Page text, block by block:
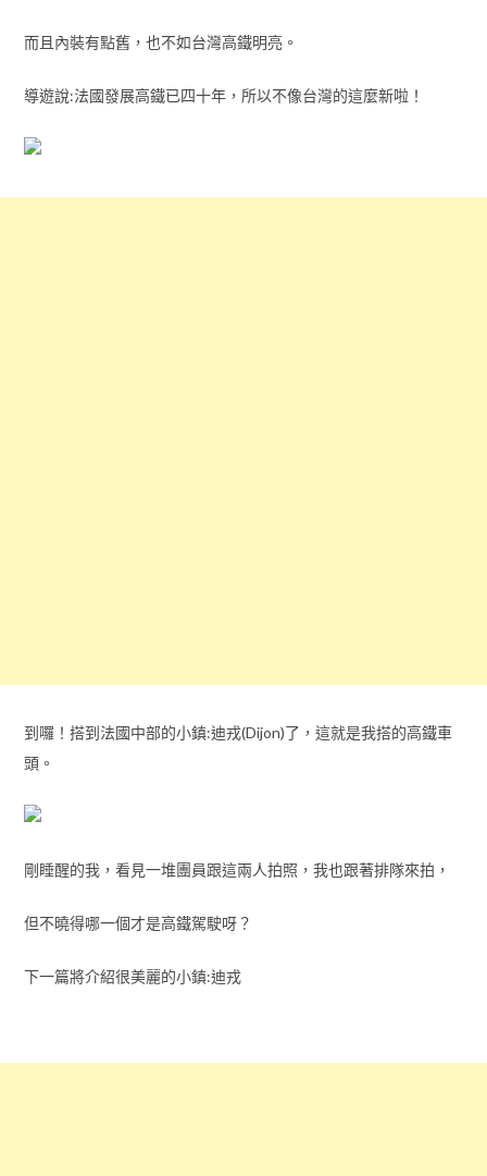
而且內裝有點舊，也不如台灣高鐵明亮。
導遊說:法國發展高鐵已四十年，所以不像台灣的這麼新啦！
到囉！搭到法國中部的小鎮:迪戎(Dijon)了，這就是我搭的高鐵車
頭。
剛睡醒的我，看見一堆團員跟這兩人拍照，我也跟著排隊來拍，
但不曉得哪一個才是高鐵駕駛呀？
下一篇將介紹很美麗的小鎮:迪戎